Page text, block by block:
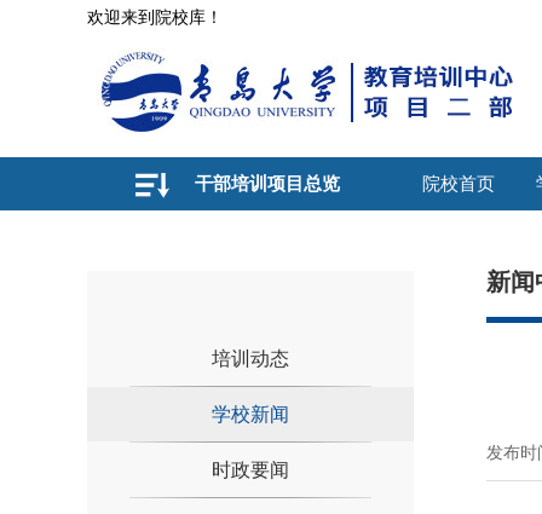
欢迎来到院校库！
院校首页
干部培训项目总览
培训动态
学校新闻
时政要闻
新闻
发布